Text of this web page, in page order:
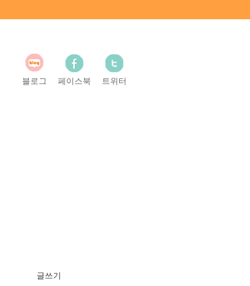
블로그 페이스북 트위터
글쓰기